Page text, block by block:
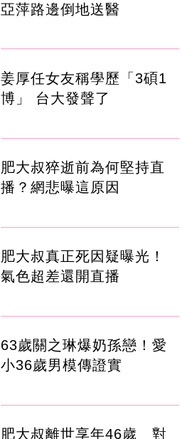
亞萍路邊倒地送醫
姜厚任女友稱學歷「3碩1
博」 台大發聲了
肥大叔猝逝前為何堅持直
播？網悲曝這原因
肥大叔真正死因疑曝光！
氣色超差還開直播
63歲關之琳爆奶孫戀！愛
小36歲男模傳證實
肥大叔離世享年46歲 對